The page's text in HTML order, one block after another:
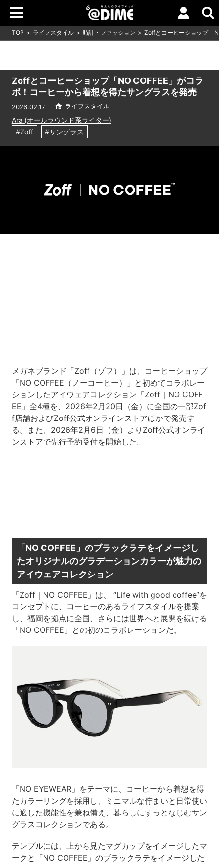
TOP ライフスタイル 時計・ファッション Zoffとコーヒーショップ「
Zoffとコーヒーショップ「NO COFFEE」がコラ
ボ！コーヒーから着想を得たサングラスを発売
2026.02.17 ライフスタイル
Ara (オールラウンド系ライター)
#Zoff
#サングラス
メガネブランド「Zoff（ゾフ）」は、コーヒーショップ
「NO COFFEE（ノーコーヒー）」と初めてコラボレー
ションしたアイウェアコレクション「Zoff｜NO COFF
EE」全4種を、2026年2月20日（金）に全国の一部Zof
f店舗およびZoff公式オンラインストアほかで発売す
る。また、2026年2月6日（金）よりZoff公式オンライ
ンストアで先行予約受付を開始した。
「NO COFFEE」のブラックラテをイメージし
たオリジナルのグラデーションカラーが魅力の
アイウェアコレクション
「Zoff｜NO COFFEE」は、 “Life with good coffee”を
コンセプトに、コーヒーのあるライフスタイルを提案
し、福岡を拠点に全国、さらには世界へと展開を続ける
「NO COFFEE」との初のコラボレーションだ。
「NO EYEWEAR」をテーマに、コーヒーから着想を得
たカラーリングを採用し、ミニマルな佇まいと日常使い
に適した機能性を兼ね備え、暮らしにすっとなじむサン
グラスコレクションである。
テンプルには、上から見たマグカップをイメージしたマ
ークと「NO COFFEE」のブラックラテをイメージした